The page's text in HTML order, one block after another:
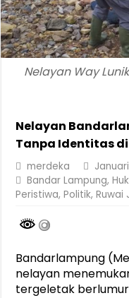
Nelayan Way
Nelayan
Tanpa Identitas di
merdeka
Bandar Lampung,
Peristiwa,Politik,Ruwai
Bandarlampung
nelayan
tergeletak